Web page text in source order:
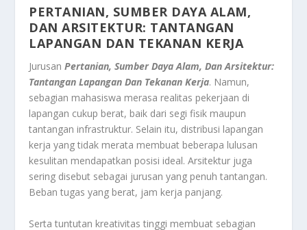
PERTANIAN, SUMBER DAYA ALAM,
DAN ARSITEKTUR: TANTANGAN
LAPANGAN DAN TEKANAN KERJA
JurusanPertanian, Sumber Daya Alam, Dan Arsitektur:
Tantangan Lapangan Dan Tekanan Kerja. Namun,
sebagian mahasiswa merasa realitas pekerjaan di
lapangan cukup berat, baik dari segi fisik maupun
tantangan infrastruktur. Selain itu, distribusi lapangan
kerja yang tidak merata membuat beberapa lulusan
kesulitan mendapatkan posisi ideal. Arsitektur juga
sering disebut sebagai jurusan yang penuh tantangan.
Beban tugas yang berat, jam kerja panjang.
Serta tuntutan kreativitas tinggi membuat sebagian